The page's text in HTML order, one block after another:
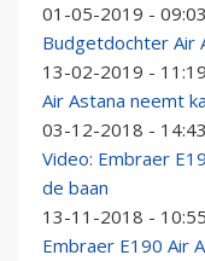
01-05-2019 - 09:03
Budgetdochter Air
13-02-2019 - 11:19
Air Astana neemt
03-12-2018 - 14:43
Video: Embraer
de baan
13-11-2018 - 10:55
Embraer E190 Air